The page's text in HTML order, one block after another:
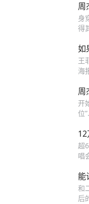
周
身
得
如
王
海
周
开
位
超
唱
能
和
后